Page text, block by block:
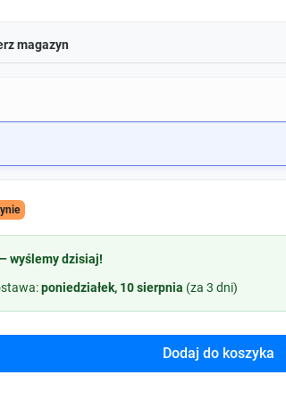
magazyn
wyślemy dzisiaj!
poniedziałek, 10 sierpnia (za 3 dni)
Dodaj do koszyka